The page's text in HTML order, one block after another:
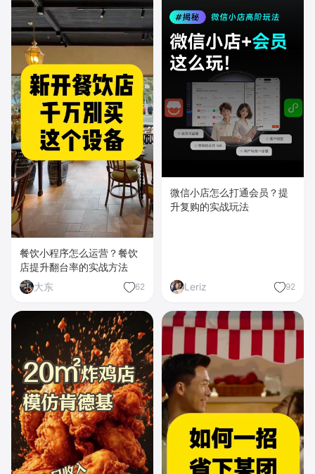
餐饮小程序怎么运营？餐饮
店提升翻台率的实战方法
大东
62
微信小店怎么打通会员？提
升复购的实战玩法
Leriz 92